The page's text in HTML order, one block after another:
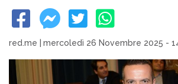
red.me mercoledì 26 Novembre 2025 -